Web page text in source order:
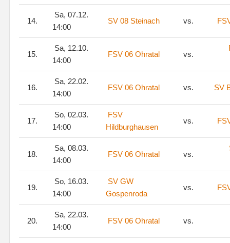
14.
Sa, 07.12.
14:00
SV 08 Steinach vs.
15.
Sa, 12.10.
14:00
FSV 06 Ohratal vs.
16.
Sa, 22.02.
14:00
FSV 06 Ohratal vs. SV
17.
So, 02.03.
14:00
FSV
Hildburghausen
vs.
18.
Sa, 08.03.
14:00
FSV 06 Ohratal vs.
19.
So, 16.03.
14:00
SV GW
Gospenroda
vs.
20.
Sa, 22.03.
14:00
FSV 06 Ohratal vs.